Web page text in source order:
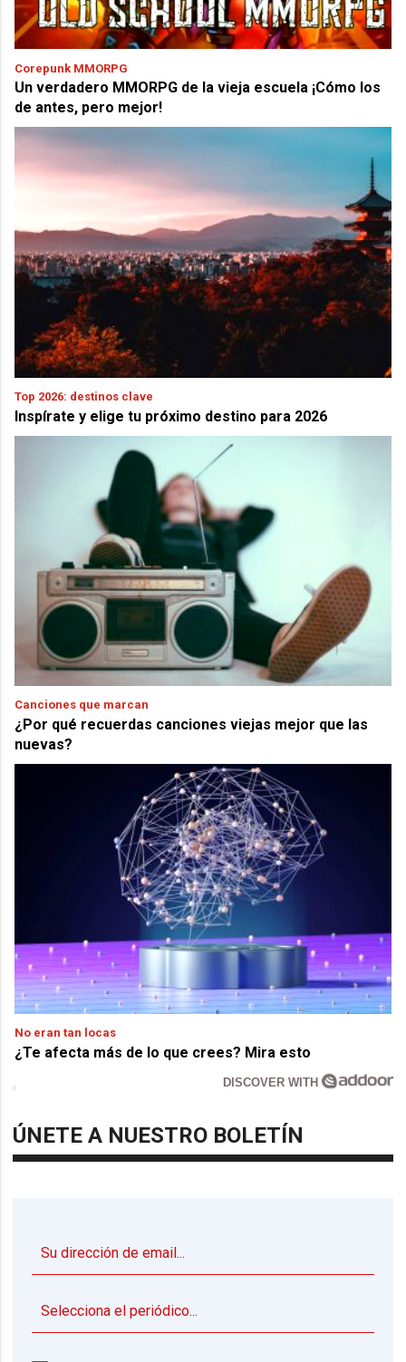
Corepunk MMORPG
Un verdadero MMORPG de la vieja escuela ¡Cómo los
de antes, pero mejor!
Top 2026: destinos clave
Inspírate y elige tu próximo destino para 2026
Canciones que marcan
¿Por qué recuerdas canciones viejas mejor que las
nuevas?
No eran tan locas
¿Te afecta más de lo que crees? Mira esto
DISCOVER WITH
ÚNETE A NUESTRO BOLETÍN